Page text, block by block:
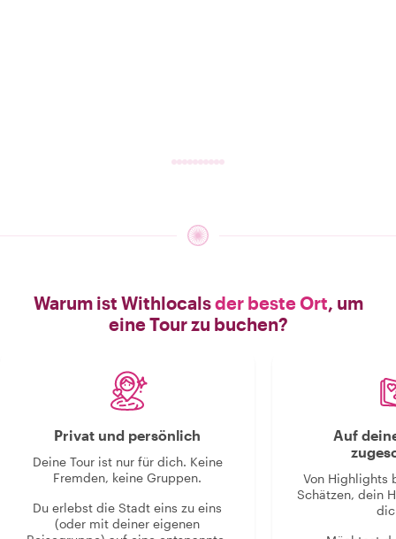
Warum ist Withlocalsder beste Ort, um
eine Tour zu buchen?
Privat und persönlich
Deine Tour ist nur für dich. Keine
Fremden, keine Gruppen.
Du erlebst die Stadt eins zu eins
(oder mit deiner eigenen
Auf
Von Highlights
Schätzen, dein